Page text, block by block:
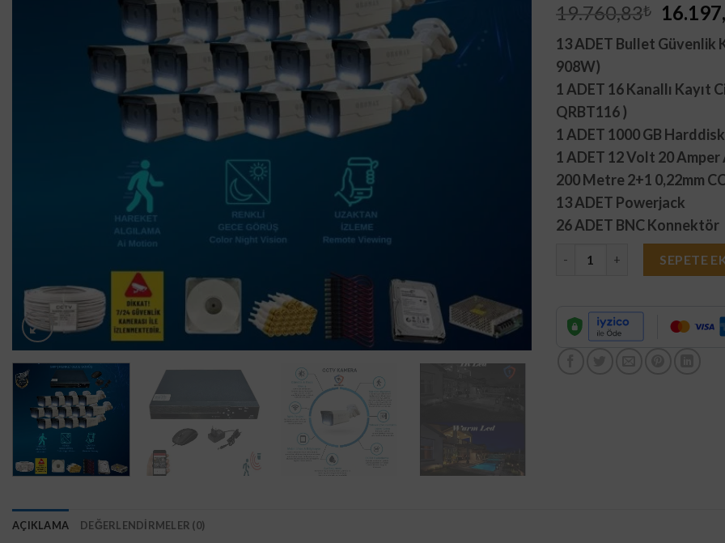
19.760,83₺
Orijinal
13 ADET Bullet Güvenlik
908W)
1 ADET 16 Kanallı Kayıt
QRBT116 )
1 ADET 1000 GB Harddisk
1 ADET 12 Volt 20
200 Metre 2+1 0,22mm
13 ADET Powerjack
26 ADET BNC Konnektör
SEPETE
AÇIKLAMA DEĞERLENDIRMELER (0)